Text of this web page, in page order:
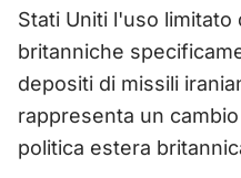
Stati Uniti l'uso limitato
britanniche
depositi di missili
rappresenta un
politica estera